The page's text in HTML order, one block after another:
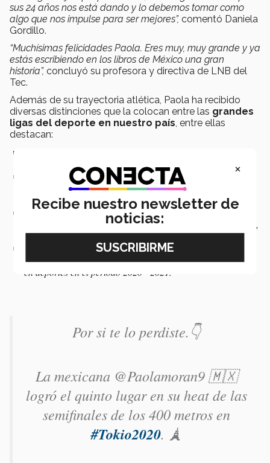
sus 24 años nos está dando y lo debemos tomar como
algo que nos impulse para ser mejores”, comentó Daniela
Gordillo.
“Muchísimas felicidades Paola. Eres muy, muy grande y ya
estás escribiendo en los libros de México una gran
historia”, concluyó su profesora y directiva de LNB del
Tec.
Además de su trayectoria atlética, Paola ha recibido
diversas distinciones que la colocan entre las grandes
ligas del deporte en nuestro país, entre ellas
destacan:
, en 2019 otorgado por el Gobierno de Jalisco.
Premio Mujer Tec 2020en lacategoría Salud y Deporte,
reconocimiento anual que otorga el Tec a las
comunidad que sobresalenpor su aportación a la sociedad.
La revistaForbesla nombróuna de las100 Mujeres más
, lista que reconocía a personal médico,
activistas o artistas con destacada trayectoria.
Nombramiento comoEmbajadora de Guadalajara, Capital
Mundial del Deportepara ser larepresentante de la ciudad
en deportes en el periodo 2020 - 2021.
Por si te lo perdiste.👇
La mexicana @Paolamoran9 🇲🇽
logró el quinto lugar en su heat de las
semifinales de los 400 metros en
#Tokio2020. 🗼
×
Recibe nuestro newsletter de
noticias: